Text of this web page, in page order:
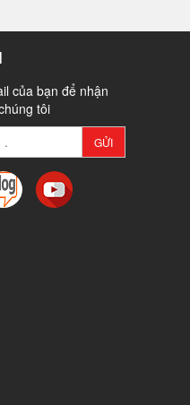
của bạn để nhận
tôi
GỬI